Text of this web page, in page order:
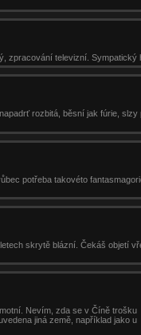
televizní.
rozbitá, běsní jak fúrie,
potřeba takovéto
skrytě blázní. Čekáš objetí
Nevím, zda se v Číně trošku
jiná země, například jako u